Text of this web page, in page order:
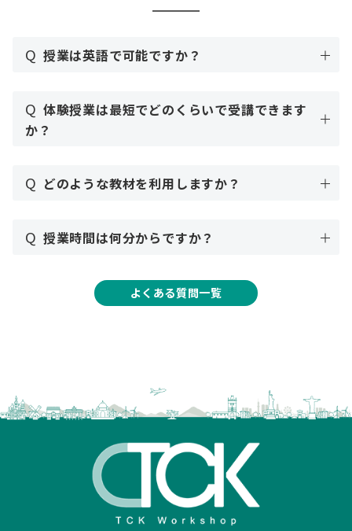
Q 授業は英語で可能ですか？
Q 体験授業は最短でどのくらいで受講できます
か？
Q どのような教材を利用しますか？
Q 授業時間は何分からですか？
よくある質問一覧